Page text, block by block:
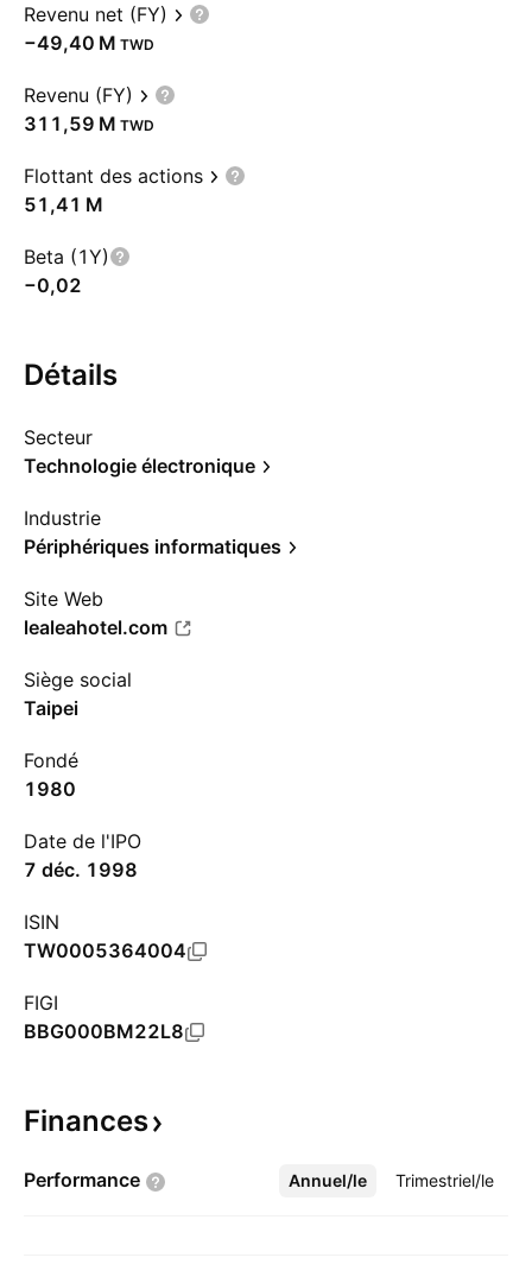
Revenu net (FY)
‪−49,40 M‬ TWD
Revenu (FY)
‪311,59 M‬ TWD
Flottant des actions
‪51,41 M‬
Beta (1Y)
−0,02
Détails
Secteur
Technologie électronique
Industrie
Périphériques informatiques
Site Web
lealeahotel.com
Siège social
Taipei
Fondé
1980
Date de l'IPO
7 déc. 1998
ISIN
TW0005364004
FIGI
BBG000BM22L8
Finances
Performance Annuel/le Trimestriel/le
Plus